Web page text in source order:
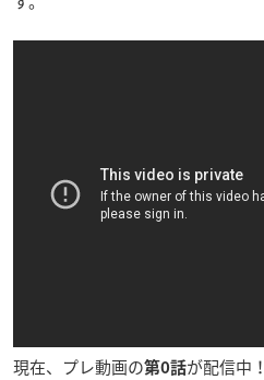
現在、プレ動画の第0話が配信中！